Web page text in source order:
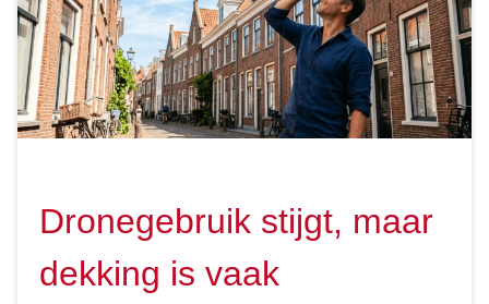
Dronegebruik stijgt, maar
dekking is vaak